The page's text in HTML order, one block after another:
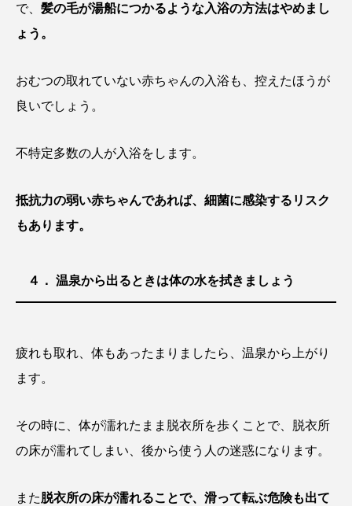
で、 髪の毛が湯船につかるような入浴の方法はやめまし
ょう。
おむつの取れていない赤ちゃんの入浴も、控えたほうが
良いでしょう。
不特定多数の人が入浴をします。
抵抗力の弱い赤ちゃんであれば、細菌に感染するリスク
もあります。
４． 温泉から出るときは体の水を拭きましょう
疲れも取れ、体もあったまりましたら、温泉から上がり
ます。
その時に、体が濡れたまま脱衣所を歩くことで、脱衣所
の床が濡れてしまい、後から使う人の迷惑になります。
また脱衣所の床が濡れることで、滑って転ぶ危険も出て